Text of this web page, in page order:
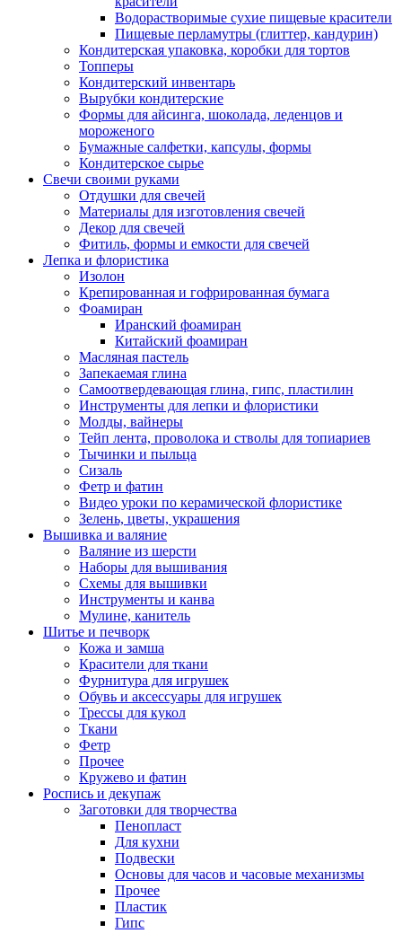
Водорастворимые сухие пищевые красители
Пищевые перламутры (глиттер, кандурин)
Кондитерская упаковка, коробки для тортов
Топперы
Кондитерский инвентарь
Вырубки кондитерские
Формы для айсинга, шоколада, леденцов и
мороженого
Бумажные салфетки, капсулы, формы
Кондитерское сырье
Свечи своими руками
Отдушки для свечей
Материалы для изготовления свечей
Декор для свечей
Фитиль, формы и емкости для свечей
Лепка и флористика
Изолон
Крепированная и гофрированная бумага
Фоамиран
Иранский фоамиран
Китайский фоамиран
Масляная пастель
Запекаемая глина
Самоотвердевающая глина, гипс, пластилин
Инструменты для лепки и флористики
Молды, вайнеры
Тейп лента, проволока и стволы для топиариев
Тычинки и пыльца
Сизаль
Фетр и фатин
Видео уроки по керамической флористике
Зелень, цветы, украшения
Вышивка и валяние
Валяние из шерсти
Наборы для вышивания
Схемы для вышивки
Инструменты и канва
Мулине, канитель
Шитье и печворк
Кожа и замша
Красители для ткани
Фурнитура для игрушек
Обувь и аксессуары для игрушек
Трессы для кукол
Ткани
Фетр
Прочее
Кружево и фатин
Роспись и декупаж
Заготовки для творчества
Пенопласт
Для кухни
Подвески
Основы для часов и часовые механизмы
Прочее
Пластик
Гипс